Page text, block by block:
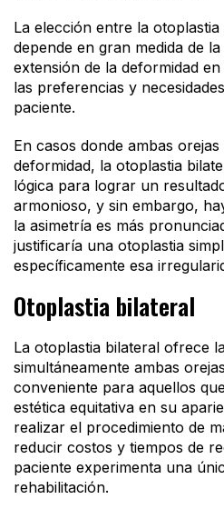
La elección entre la
depende en gran medida de
extensión de la deformidad
las preferencias y
paciente.
En casos donde ambas
deformidad, la otoplastia
lógica para lograr un
armonioso, y sin embargo,
la asimetría es más
justificaría una otoplastia
específicamente esa
Otoplastia bilateral
La otoplastia bilateral ofrece
simultáneamente ambas
conveniente para aquellos
estética equitativa en su
realizar el procedimiento de
reducir costos y tiempos de
paciente experimenta una
rehabilitación.